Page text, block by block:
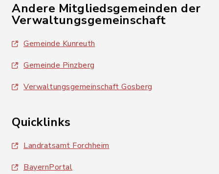
Andere Mitgliedsgemeinden der
Verwaltungsgemeinschaft
Gemeinde Kunreuth
Gemeinde Pinzberg
Verwaltungsgemeinschaft Gosberg
Quicklinks
Landratsamt Forchheim
BayernPortal